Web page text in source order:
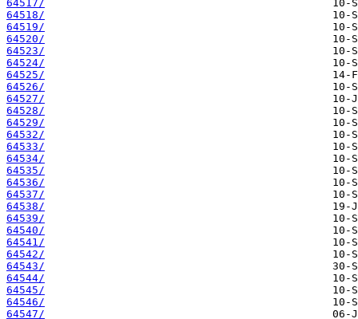
64517/
64518/
64519/
64520/
64523/
64524/
64525/
64526/
64527/
64528/
64529/
64532/
64533/
64534/
64535/
64536/
64537/
64538/
64539/
64540/
64541/
64542/
64543/
64544/
64545/
64546/
64547/